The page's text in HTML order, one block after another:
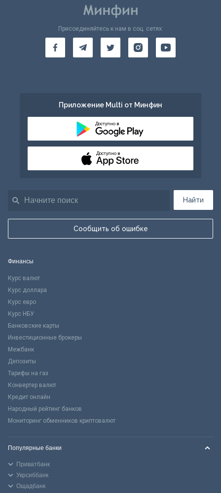
Найти
Сообщить об ошибке
Присоединяйтесь к нам в соц. сетях:
Приложение Multi от Минфин
Доступно в
Доступно в
Финансы
Курс валют
Курс доллара
Курс евро
Курс НБУ
Банковские карты
Инвестиционные брокеры
Межбанк
Депозиты
Тарифы на газ
Конвертер валют
Кредит онлайн
Народный рейтинг банков
Мониторинг обменников криптовалют
Популярные банки
Приватбанк
Укрсиббанк
Ощадбанк